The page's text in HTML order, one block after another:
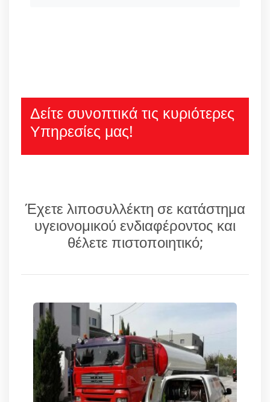
Δείτε συνοπτικά τις κυριότερες
Υπηρεσίες μας!
Έχετε λιποσυλλέκτη σε κατάστημα
υγειονομικού ενδιαφέροντος και
θέλετε πιστοποιητικό;